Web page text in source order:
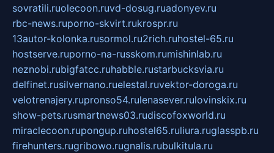
sovratili.ruolecoon.ruvd-dosug.ruadonyev.ru
rbc-news.ruporno-skvirt.rukrospr.ru
13autor-kolonka.rusormol.ru2rich.ruhostel-65.ru
hostserve.ruporno-na-russkom.rumishinlab.ru
neznobi.rubigfatcc.ruhabble.rustarbucksvia.ru
delfinet.rusilvernano.ruelestal.ruvektor-doroga.ru
velotrenajery.rupronso54.rulenasever.rulovinskix.ru
show-pets.rusmartnews03.rudiscofoxworld.ru
miraclecoon.rupongup.ruhostel65.ruliura.ruglasspb.ru
firehunters.rugribowo.rugnalis.rubulkitula.ru